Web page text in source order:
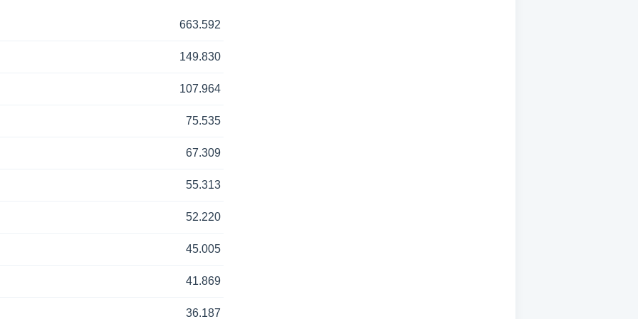
663.592
149.830
107.964
75.535
67.309
55.313
52.220
45.005
41.869
36.187